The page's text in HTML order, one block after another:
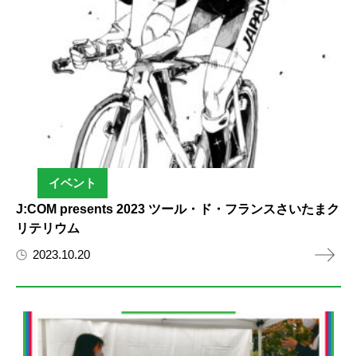
イベント
J:COM presents 2023 ツール・ド・フランスさいたまク
リテリウム
2023.10.20